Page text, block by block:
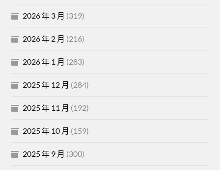
2026 年 3 月 (319)
2026 年 2 月 (216)
2026 年 1 月 (283)
2025 年 12 月 (284)
2025 年 11 月 (192)
2025 年 10 月 (159)
2025 年 9 月 (300)